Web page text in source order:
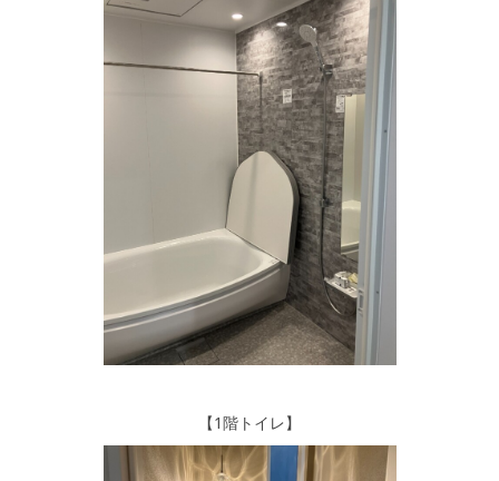
【1階トイレ】